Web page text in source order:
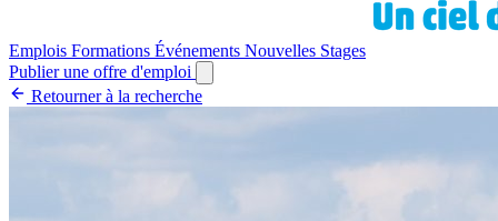
Emplois Formations Événements Nouvelles Stages
Publier une offre d'emploi
Retourner à la recherche